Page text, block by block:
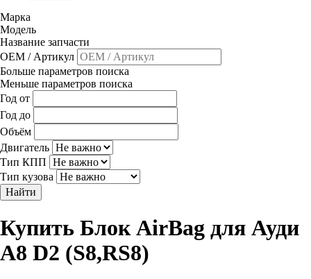
Марка
Модель
Название запчасти
OEM / Артикул
Больше параметров поиска
Меньше параметров поиска
Год от
Год до
Объём
Двигатель
Тип КПП
Тип кузова
Найти
Купить Блок AirBag для Ауди
A8 D2 (S8,RS8)